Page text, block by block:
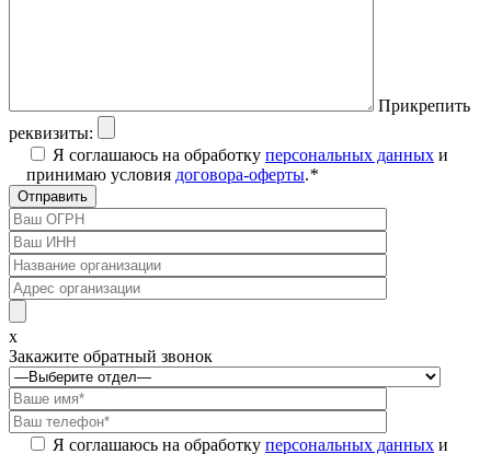
Прикрепить
реквизиты:
Я соглашаюсь на обработку персональных данных и
принимаю условия договора-оферты.*
x
Закажите обратный звонок
Я соглашаюсь на обработку персональных данных и